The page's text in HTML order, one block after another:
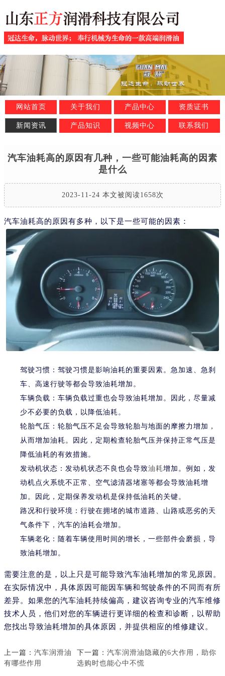
网站首页 关于我们 产品中心 资质证书
新闻资讯 产品知识 视频中心 联系我们
汽车油耗高的原因有几种，一些可能油耗高的因素
是什么
2023-11-24 本文被阅读1658次
汽车油耗高的原因有多种，以下是一些可能的因素：
驾驶习惯：驾驶习惯是影响油耗的重要因素。急加速、急刹
车、高速行驶等都会导致油耗增加。
车辆负载：车辆负载过重也会导致油耗增加。因此，尽量减
少不必要的负载，以降低油耗。
轮胎气压：轮胎气压不足会导致轮胎与地面的摩擦力增加，
从而增加油耗。因此，定期检查轮胎气压并保持正常气压是
降低油耗的有效措施。
发动机状态：发动机状态不良也会导致油耗增加。例如，发
动机点火系统不正常、空气滤清器堵塞等都会导致油耗增
加。因此，定期保养发动机是保持低油耗的关键。
路况和行驶环境：行驶在拥堵的城市道路、山路或恶劣的天
气条件下，汽车的油耗会增加。
车辆老化：随着车辆使用时间的增长，一些部件会磨损，导
致油耗增加。
需要注意的是，以上只是可能导致汽车油耗增加的常见原因。
在实际情况中，具体原因可能因车辆和驾驶条件的不同而有所
差异。如果您的汽车油耗持续偏高，建议咨询专业的汽车维修
技术人员，他们对您的车辆进行更详细的检查和诊断，以帮助
您找出导致油耗增加的具体原因，并提供相应的维修建议。
上一篇： 汽车润滑油
有哪些作用
下一篇： 汽车润滑油隐藏的6大作用，助你
选购时也能心中不慌